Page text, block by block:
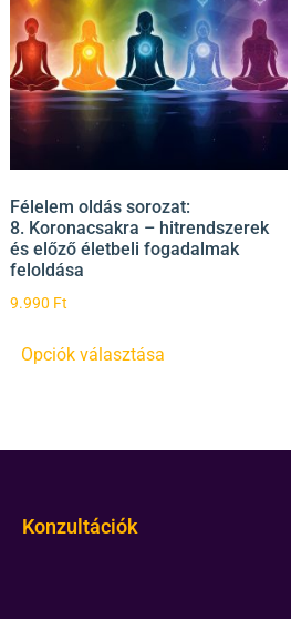
Félelem oldás sorozat:
8. Koronacsakra – hitrendszerek
és előző életbeli fogadalmak
feloldása
9.990 Ft
Opciók választása
Konzultációk